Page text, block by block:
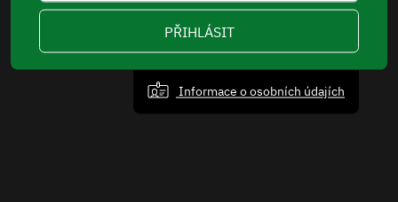
PŘIHLÁSIT
Informace o osobních údajích